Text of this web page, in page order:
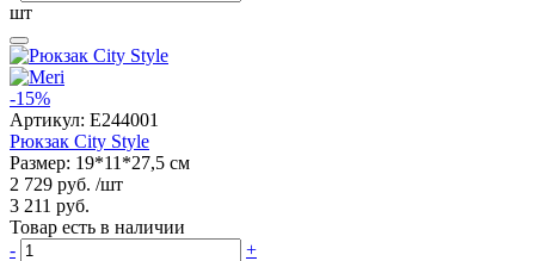
шт
-15%
Артикул: E244001
Рюкзак City Style
Размер: 19*11*27,5 см
2 729 руб. /шт
3 211 руб.
Товар есть в наличии
-
+